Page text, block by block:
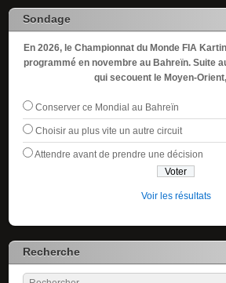
Sondage
En 2026, le Championnat du Monde FIA
programmé en novembre au Bahreïn. Suite
qui secouent le Moyen-
Conserver ce Mondial au Bahreïn
Choisir au plus vite un autre circuit
Attendre avant de prendre une décision
Voir les résultats
Recherche